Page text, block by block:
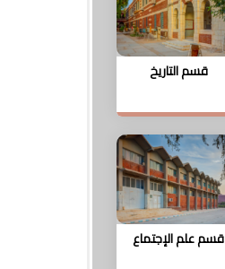
قسم التاريخ
قسم علم الإجتماع